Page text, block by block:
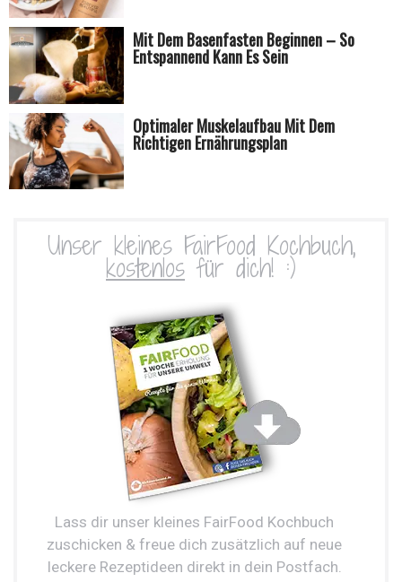
Mit Dem Basenfasten Beginnen – So
Entspannend Kann Es Sein
Optimaler Muskelaufbau Mit Dem
Richtigen Ernährungsplan
Unser kleines FairFood Kochbuch,
kostenlos für dich! :)
Lass dir unser kleines FairFood Kochbuch
zuschicken & freue dich zusätzlich auf neue
leckere Rezeptideen direkt in dein Postfach.